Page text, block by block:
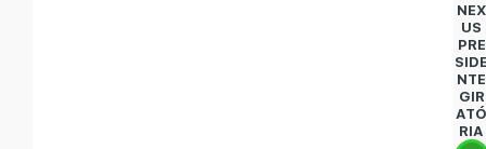
NEX
US
PRE
NTE
GIR
RIA